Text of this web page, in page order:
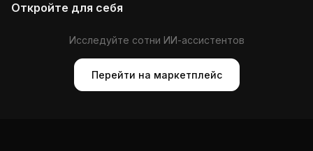
личностного роста, выступая в роли беспристрастного
Откройте для себя
Исследуйте сотни ИИ-ассистентов
Перейти на маркетплейс